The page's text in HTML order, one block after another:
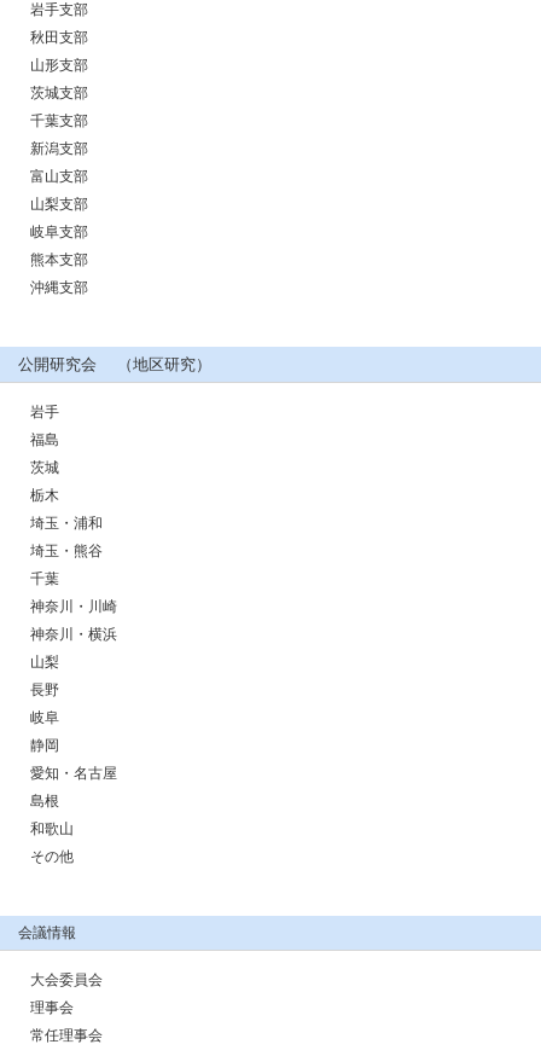
岩手支部
秋田支部
山形支部
茨城支部
千葉支部
新潟支部
富山支部
山梨支部
岐阜支部
熊本支部
沖縄支部
公開研究会 （地区研究）
岩手
福島
茨城
栃木
埼玉・浦和
埼玉・熊谷
千葉
神奈川・川崎
神奈川・横浜
山梨
長野
岐阜
静岡
愛知・名古屋
島根
和歌山
その他
会議情報
大会委員会
理事会
常任理事会